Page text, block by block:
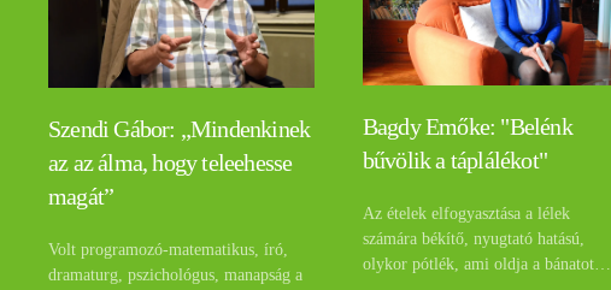
Szendi Gábor: „Mindenkinek
az az álma, hogy teleehesse
magát”
Volt programozó-matematikus, író,
dramaturg, pszichológus, manapság a
Bagdy Emőke: "Belénk
bűvölik a táplálékot"
Az ételek elfogyasztása a lélek
számára békítő, nyugtató hatású,
olykor pótlék, ami oldja a bánatot…